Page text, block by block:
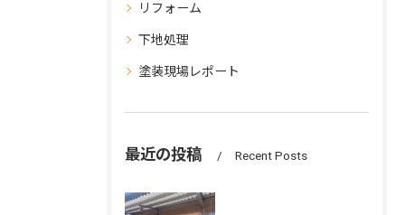
リフォーム
下地処理
塗装現場レポート
最近の投稿 Recent Posts